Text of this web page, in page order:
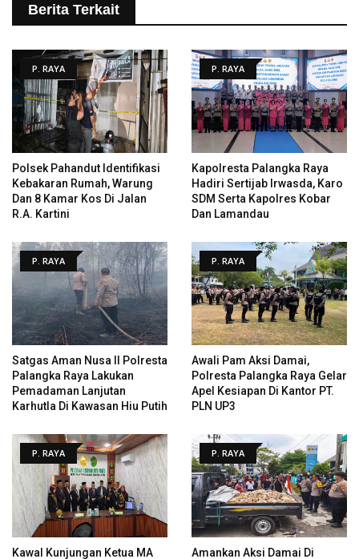
Berita Terkait
P. RAYA
Polsek Pahandut Identifikasi
Kebakaran Rumah, Warung
Dan 8 Kamar Kos Di Jalan
R.A. Kartini
P. RAYA
Kapolresta Palangka Raya
Hadiri Sertijab Irwasda, Karo
SDM Serta Kapolres Kobar
Dan Lamandau
P. RAYA
Satgas Aman Nusa II Polresta
Palangka Raya Lakukan
Pemadaman Lanjutan
Karhutla Di Kawasan Hiu Putih
P. RAYA
Awali Pam Aksi Damai,
Polresta Palangka Raya Gelar
Apel Kesiapan Di Kantor PT.
PLN UP3
P. RAYA
Kawal Kunjungan Ketua MA
P. RAYA
Amankan Aksi Damai Di